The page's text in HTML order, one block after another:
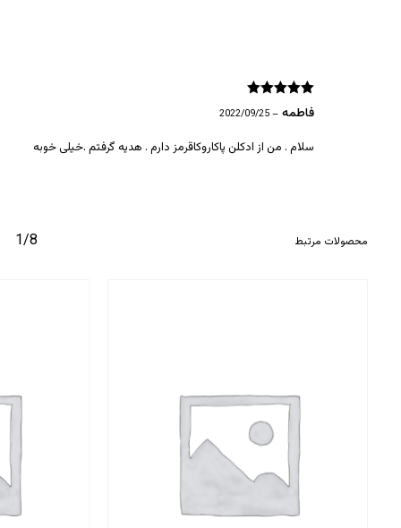
امتیاز
فاطمه –
2022/09/25
سلام . من از ادکلن پاکاروکاقرمز دارم . هدیه گرفتم .خیلی خوبه
محصولات مرتبط 1/8